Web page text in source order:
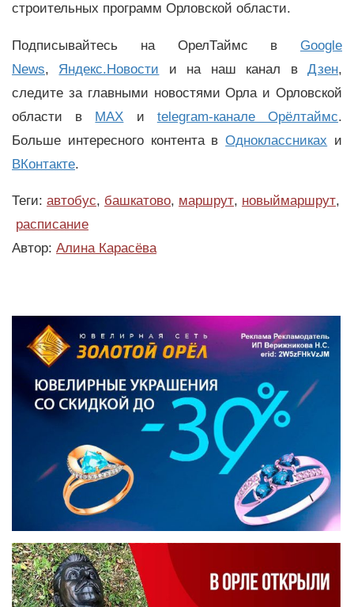
строительных программ Орловской области.
Подписывайтесь на ОрелТаймс в Google
News, Яндекс.Новости и на наш канал вДзен,
следите за главными новостями Орла и Орловской
области в MAX и telegram-канале Орёлтаймс.
Больше интересного контента вОдноклассниках и
ВКонтакте.
Теги: автобус, башкатово, маршрут, новыймаршрут,
расписание
Автор: Алина Карасёва